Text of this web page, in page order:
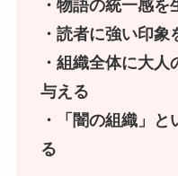
・物語の統一感を
・読者に強い印象
・組織全体に大
与える
・「闇の組織」
る